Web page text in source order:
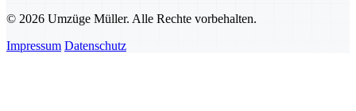
© 2026 Umzüge Müller. Alle Rechte vorbehalten.
Impressum Datenschutz